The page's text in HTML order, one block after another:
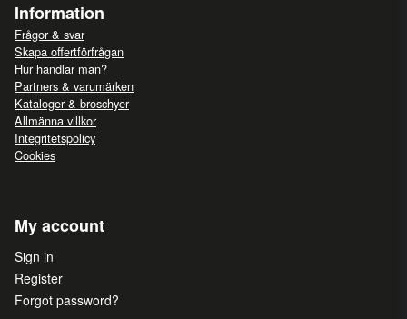
Information
Frågor & svar
Skapa offertförfrågan
Hur handlar man?
Partners & varumärken
Kataloger & broschyer
Allmänna villkor
Integritetspolicy
Cookies
My account
Sign in
Register
Forgot password?